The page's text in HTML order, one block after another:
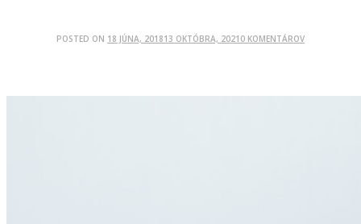
POSTED ON 18 JÚNA, 201813 OKTÓBRA, 2021 0 KOMENTÁROV